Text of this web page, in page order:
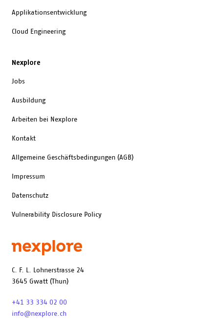
C. F. L. Lohnerstrasse 24
3645 Gwatt (Thun)
+41 33 334 02 00
info@nexplore.ch
Applikationsentwicklung
Cloud Engineering
Nexplore
Jobs
Ausbildung
Arbeiten bei Nexplore
Kontakt
Allgemeine Geschäftsbedingungen (AGB)
Impressum
Datenschutz
Vulnerability Disclosure Policy